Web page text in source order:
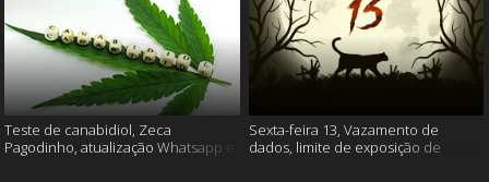
Teste de canabidiol, Zeca
Pagodinho, atualização Whatsapp e
Sexta-feira 13, Vazamento de
dados, limite de exposição de